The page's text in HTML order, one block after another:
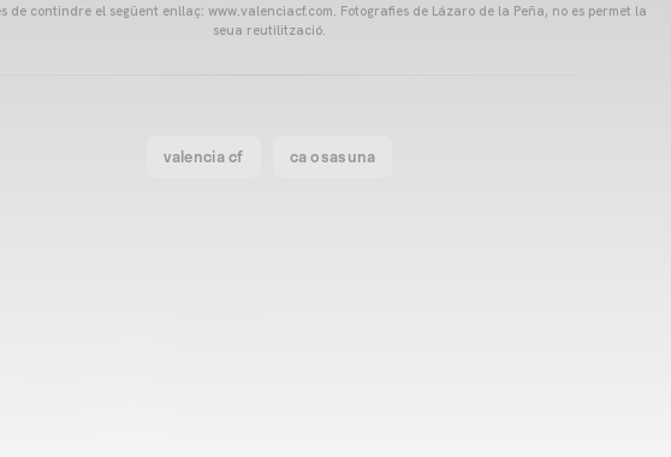
de contindre el següent enllaç: www.valenciacf.com. Fotografies de Lázaro de la Peña, no es permet la
seua reutilització.
valencia cf ca osasuna